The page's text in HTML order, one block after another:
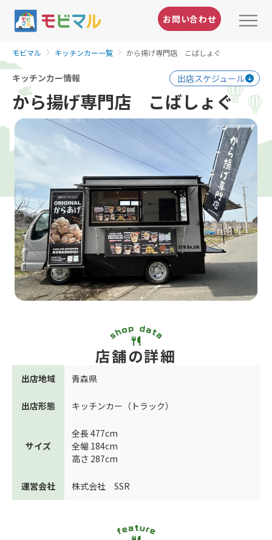
お問い合わせ
モビマル キッチンカー一覧 から揚げ専門店 こばしょぐ
キッチンカー情報 出店スケジュール
から揚げ専門店 こばしょぐ
店舗の詳細
出店地域 青森県
出店形態 キッチンカー（トラック）
サイズ
全長 477cm
全幅 184cm
高さ 287cm
運営会社 株式会社 SSR